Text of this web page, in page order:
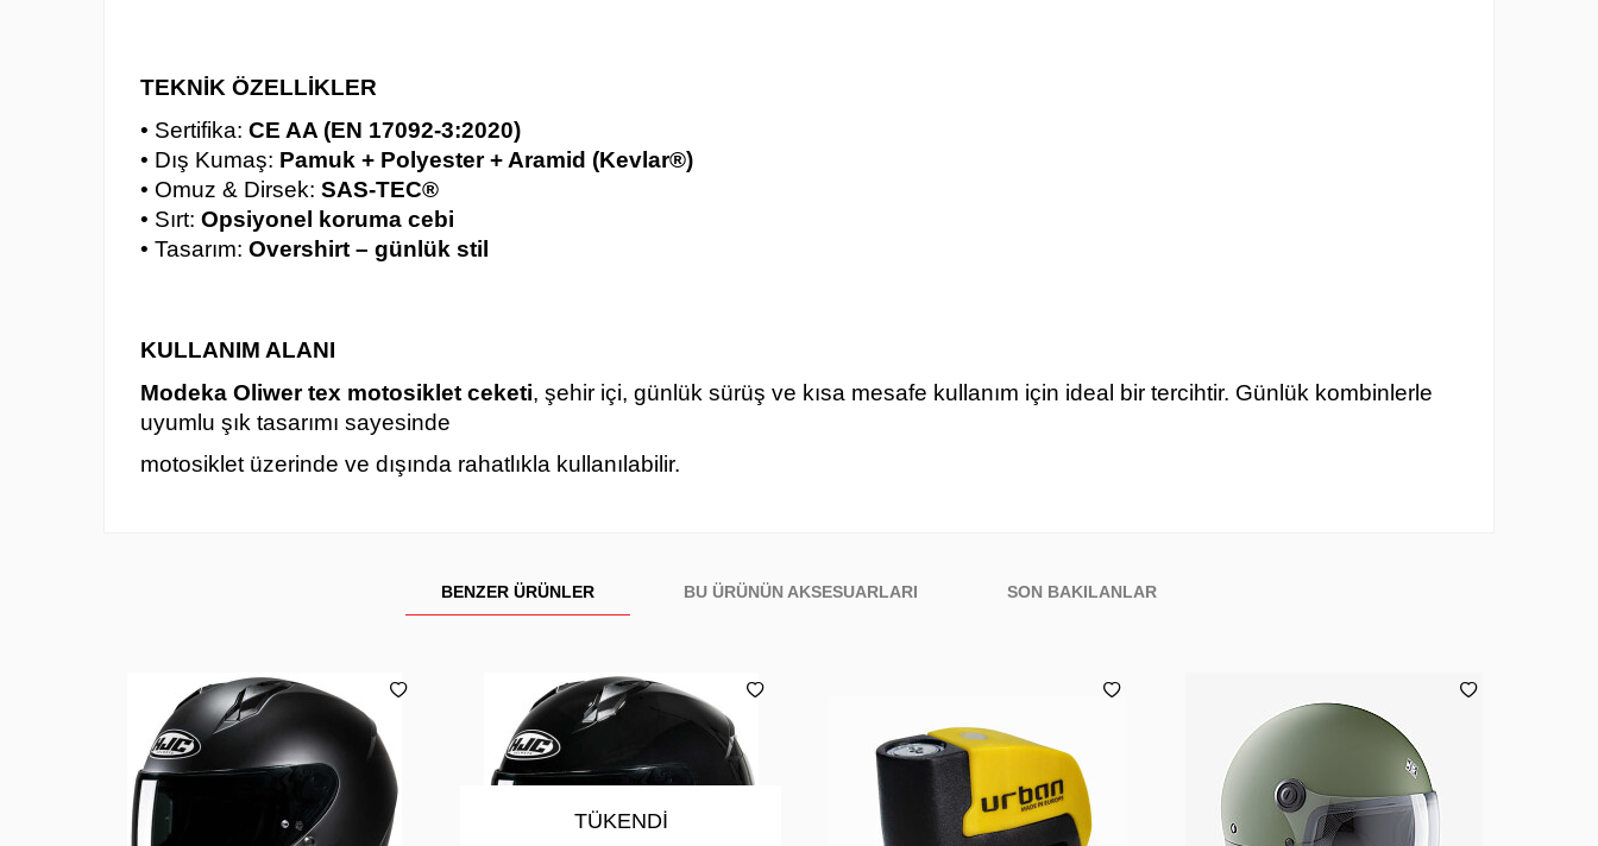
TEKNİK ÖZELLİKLER
• Sertifika: CE AA (EN 17092-3:2020)
• Dış Kumaş: Pamuk + Polyester + Aramid (Kevlar®)
• Omuz & Dirsek: SAS-TEC®
• Sırt: Opsiyonel koruma cebi
• Tasarım: Overshirt – günlük stil
KULLANIM ALANI
Modeka Oliwer tex motosiklet ceketi, şehir içi, günlük sürüş ve kısa mesafe kullanım için ideal bir tercihtir. Günlük kombinlerle
uyumlu şık tasarımı sayesinde
motosiklet üzerinde ve dışında rahatlıkla kullanılabilir.
BENZER ÜRÜNLER BU ÜRÜNÜN AKSESUARLARI SON BAKILANLAR
TÜKENDI